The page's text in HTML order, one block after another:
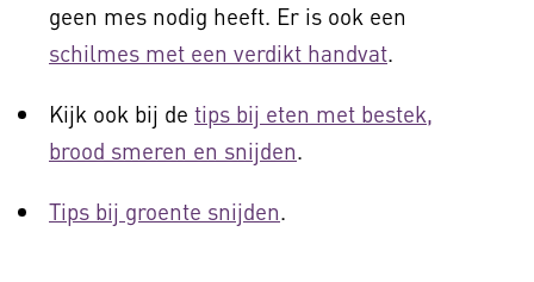
geen mes nodig heeft. Er is ook een
schilmes met een verdikt handvat.
Kijk ook bij de tips bij eten met bestek,
brood smeren en snijden.
Tips bij groente snijden.